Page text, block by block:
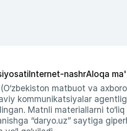
Internet-nashrAloqa
matbuot va
kommunikatsiyalar
Matnli materiallarni
“daryo.uz” saytiga